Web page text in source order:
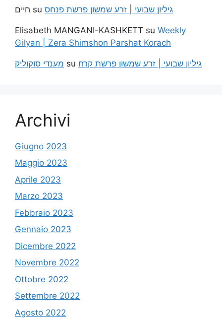
חיים su גיליון שבועי | זרע שמשון פרשת פנחס
Elisabeth MANGANI-KASHKETT su Weekly
Gilyan | Zera Shimshon Parshat Korach
מענדי סוקוליק su גיליון שבועי | זרע שמשון פרשת קרח
Archivi
Giugno 2023
Maggio 2023
Aprile 2023
Marzo 2023
Febbraio 2023
Gennaio 2023
Dicembre 2022
Novembre 2022
Ottobre 2022
Settembre 2022
Agosto 2022